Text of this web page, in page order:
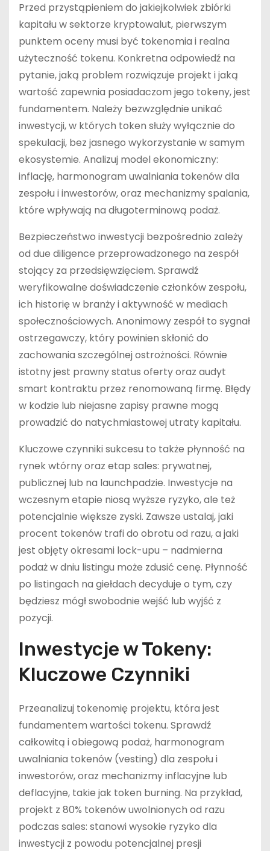
Przed przystąpieniem do jakiejkolwiek zbiórki
kapitału w sektorze kryptowalut, pierwszym
punktem oceny musi być tokenomia i realna
użyteczność tokenu. Konkretna odpowiedź na
pytanie, jaką problem rozwiązuje projekt i jaką
wartość zapewnia posiadaczom jego tokeny, jest
fundamentem. Należy bezwzględnie unikać
inwestycji, w których token służy wyłącznie do
spekulacji, bez jasnego wykorzystanie w samym
ekosystemie. Analizuj model ekonomiczny:
inflację, harmonogram uwalniania tokenów dla
zespołu i inwestorów, oraz mechanizmy spalania,
które wpływają na długoterminową podaż.
Bezpieczeństwo inwestycji bezpośrednio zależy
od due diligence przeprowadzonego na zespół
stojący za przedsięwzięciem. Sprawdź
weryfikowalne doświadczenie członków zespołu,
ich historię w branży i aktywność w mediach
społecznościowych. Anonimowy zespół to sygnał
ostrzegawczy, który powinien skłonić do
zachowania szczególnej ostrożności. Równie
istotny jest prawny status oferty oraz audyt
smart kontraktu przez renomowaną firmę. Błędy
w kodzie lub niejasne zapisy prawne mogą
prowadzić do natychmiastowej utraty kapitału.
Kluczowe czynniki sukcesu to także płynność na
rynek wtórny oraz etap sales: prywatnej,
publicznej lub na launchpadzie. Inwestycje na
wczesnym etapie niosą wyższe ryzyko, ale też
potencjalnie większe zyski. Zawsze ustalaj, jaki
procent tokenów trafi do obrotu od razu, a jaki
jest objęty okresami lock-upu – nadmierna
podaż w dniu listingu może zdusić cenę. Płynność
po listingach na giełdach decyduje o tym, czy
będziesz mógł swobodnie wejść lub wyjść z
pozycji.
Inwestycje w Tokeny:
Kluczowe Czynniki
Przeanalizuj tokenomię projektu, która jest
fundamentem wartości tokenu. Sprawdź
całkowitą i obiegową podaż, harmonogram
uwalniania tokenów (vesting) dla zespołu i
inwestorów, oraz mechanizmy inflacyjne lub
deflacyjne, takie jak token burning. Na przykład,
projekt z 80% tokenów uwolnionych od razu
podczas sales: stanowi wysokie ryzyko dla
inwestycji z powodu potencjalnej presji